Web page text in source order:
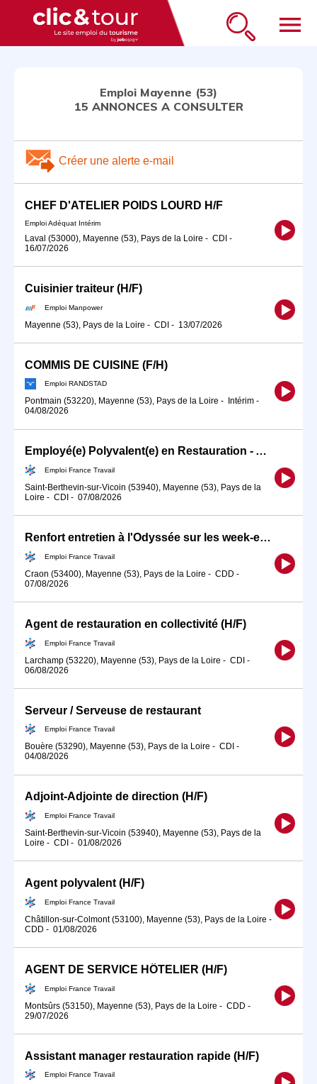
menu
Emploi Mayenne (53)
15 ANNONCES A CONSULTER
Créer une alerte e-mail
CHEF D'ATELIER POIDS LOURD H/F
Emploi Adéquat Intérim
Laval (53000), Mayenne (53), Pays de la Loire - CDI -
16/07/2026
Cuisinier traiteur (H/F)
Emploi Manpower
Mayenne (53), Pays de la Loire - CDI - 13/07/2026
COMMIS DE CUISINE (F/H)
Emploi RANDSTAD
Pontmain (53220), Mayenne (53), Pays de la Loire - Intérim -
04/08/2026
Employé(e) Polyvalent(e) en Restauration - Alternance EatSchool (H/F)
Emploi France Travail
Saint-Berthevin-sur-Vicoin (53940), Mayenne (53), Pays de la
Loire - CDI - 07/08/2026
Renfort entretien à l'Odyssée sur les week-ends (H/F)
Emploi France Travail
Craon (53400), Mayenne (53), Pays de la Loire - CDD -
07/08/2026
Agent de restauration en collectivité (H/F)
Emploi France Travail
Larchamp (53220), Mayenne (53), Pays de la Loire - CDI -
06/08/2026
Serveur / Serveuse de restaurant
Emploi France Travail
Bouère (53290), Mayenne (53), Pays de la Loire - CDI -
04/08/2026
Adjoint-Adjointe de direction (H/F)
Emploi France Travail
Saint-Berthevin-sur-Vicoin (53940), Mayenne (53), Pays de la
Loire - CDI - 01/08/2026
Agent polyvalent (H/F)
Emploi France Travail
Châtillon-sur-Colmont (53100), Mayenne (53), Pays de la Loire -
CDD - 01/08/2026
AGENT DE SERVICE HÔTELIER (H/F)
Emploi France Travail
Montsûrs (53150), Mayenne (53), Pays de la Loire - CDD -
29/07/2026
Assistant manager restauration rapide (H/F)
Emploi France Travail